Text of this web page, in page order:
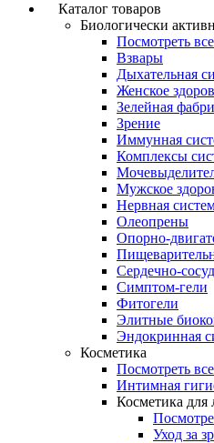
Каталог товаров
Биологически
Посмотреть
Взвары
Дыхательная
Женское
Зелейная
Зрение
Иммунная
Комплексы
Мужское
Нервная
Олеопрены
Опорно-
Сердечно-
Симптом-гели
Фитогели
Элитные
Эндокринная
Косметика
Посмотреть
Интимная
Косметика для
Уход за